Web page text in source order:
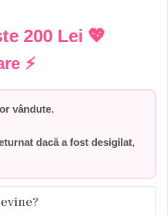
200 Lei 💖
⚡
vândute.
dacă a fost desigilat,